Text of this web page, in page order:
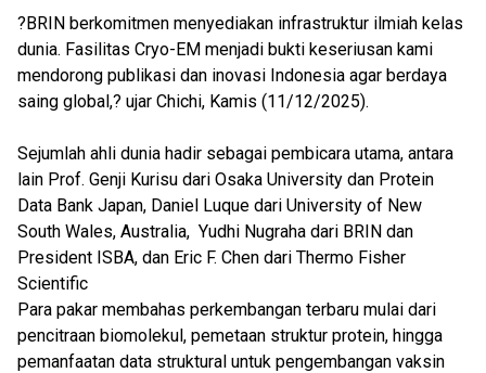
?BRIN berkomitmen menyediakan infrastruktur ilmiah kelas
dunia. Fasilitas Cryo-EM menjadi bukti keseriusan kami
mendorong publikasi dan inovasi Indonesia agar berdaya
saing global,? ujar Chichi, Kamis (11/12/2025).
Sejumlah ahli dunia hadir sebagai pembicara utama, antara
lain Prof. Genji Kurisu dari Osaka University dan Protein
Data Bank Japan, Daniel Luque dari University of New
South Wales, Australia, Yudhi Nugraha dari BRIN dan
President ISBA, dan Eric F. Chen dari Thermo Fisher
Scientific
Para pakar membahas perkembangan terbaru mulai dari
pencitraan biomolekul, pemetaan struktur protein, hingga
pemanfaatan data struktural untuk pengembangan vaksin